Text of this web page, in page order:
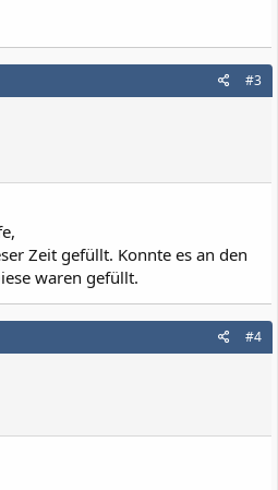
#3
Zeit gefüllt. Konnte es an den
waren gefüllt.
#4